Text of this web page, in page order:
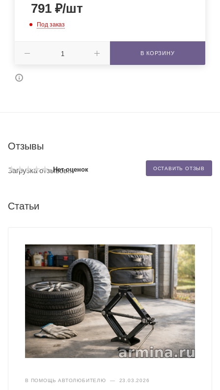
791 ₽/шт
Под заказ
В КОРЗИНУ
Отзывы
Нет оценок ОСТАВИТЬ ОТЗЫВ
Загрузка отзывов...
Статьи
В ПОМОЩЬ АВТОЛЮБИТЕЛЮ — 23.03.2026